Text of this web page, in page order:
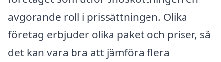
avgörande roll i prissättningen. Olika
företag erbjuder olika paket och priser, så
det kan vara bra att jämföra flera